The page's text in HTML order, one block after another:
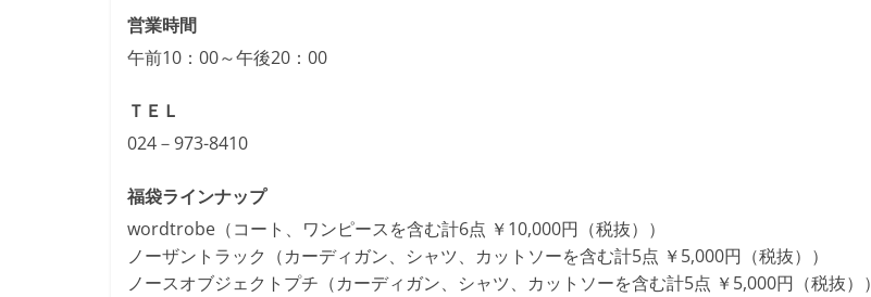
営業時間
午前10：00～午後20：00
ＴＥＬ
024－973-8410
福袋ラインナップ
wordtrobe（コート、ワンピースを含む計6点 ￥10,000円（税抜））
ノーザントラック（カーディガン、シャツ、カットソーを含む計5点 ￥5,000円（税抜））
ノースオブジェクトプチ（カーディガン、シャツ、カットソーを含む計5点 ￥5,000円（税抜））